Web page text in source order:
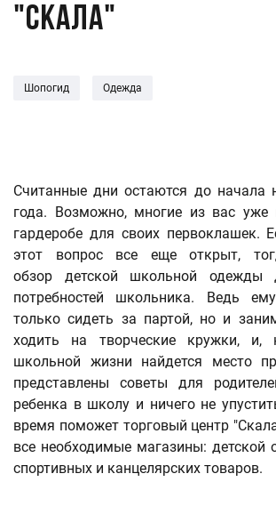
"Скала"
Шопогид Одежда
Считанные дни остаются до начала
года. Возможно, многие из вас уже
гардеробе для своих первоклашек.
этот вопрос все еще открыт,
обзор детской школьной одежды
потребностей школьника. Ведь
только сидеть за партой, но и
ходить на творческие кружки, и,
школьной жизни найдется место
представлены советы для
ребенка в школу и ничего не
время поможет торговый центр
все необходимые магазины: детской
спортивных и канцелярских товаров.